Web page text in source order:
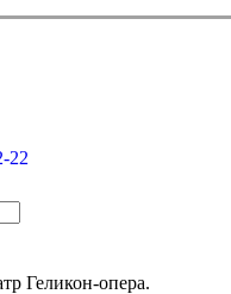
22
Геликон-опера.